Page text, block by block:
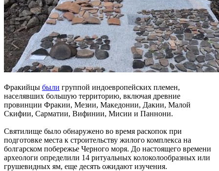
Фракийцы были группой индоевропейских племен,
населявших большую территорию, включая древние
провинции Фракии, Мезии, Македонии, Дакии, Малой
Скифии, Сарматии, Вифинии, Мисии и Паннони.
Святилище было обнаружено во время раскопок при
подготовке места к строительству жилого комплекса на
болгарском побережье Черного моря. До настоящего времени
археологи определили 14 ритуальных колоколообразных или
грушевидных ям, еще десять ожидают изучения.